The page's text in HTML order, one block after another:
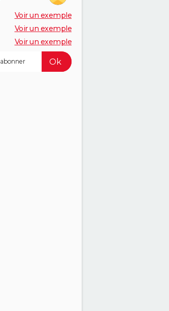
Voir un exemple
Voir un exemple
Voir un exemple